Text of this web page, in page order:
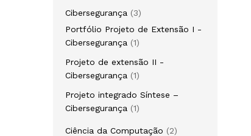
Cibersegurança
33
produtos
Portfólio Projeto de Extensão I -
Cibersegurança
11
Projeto de extensão II -
Cibersegurança
11
Projeto integrado Síntese –
Cibersegurança
11
Ciência da Computação
22